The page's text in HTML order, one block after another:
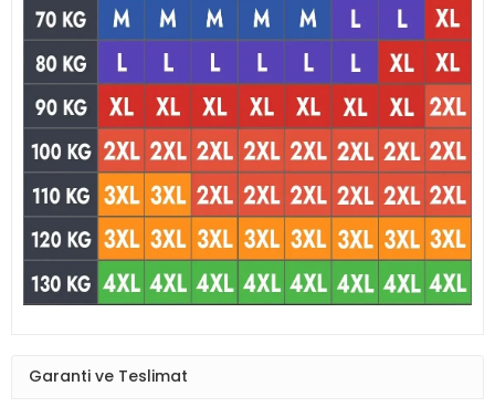
Garanti ve Teslimat